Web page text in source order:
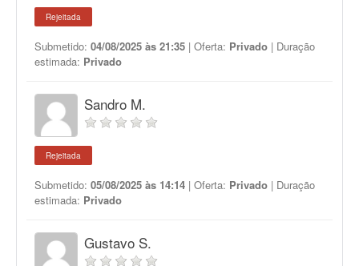
Rejeitada
Submetido: 04/08/2025 às 21:35 | Oferta: Privado | Duração
estimada: Privado
Sandro M.
Rejeitada
Submetido: 05/08/2025 às 14:14 | Oferta: Privado | Duração
estimada: Privado
Gustavo S.